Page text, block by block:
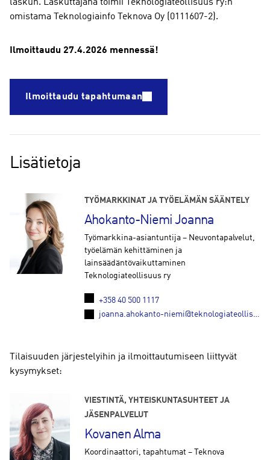
laskun. Laskuttajana toimii Teknologiateollisuus ry:n
omistama Teknologiainfo Teknova Oy (0111607-2).
Ilmoittaudu 27.4.2026 mennessä!
Ilmoittaudu tapahtumaan
Lisätietoja
TYÖMARKKINAT JA TYÖELÄMÄN SÄÄNTELY
Ahokanto-Niemi Joanna
Työmarkkina-asiantuntija – Neuvontapalvelut,
työelämän kehittäminen ja
lainsäädäntövaikuttaminen
Teknologiateollisuus ry
+358 40 500 1117
joanna.ahokanto-niemi@teknologiateollisuus.fi
Tilaisuuden järjestelyihin ja ilmoittautumiseen liittyvät
kysymykset:
VIESTINTÄ, YHTEISKUNTASUHTEET JA
JÄSENPALVELUT
Kovanen Alma
Koordinaattori, tapahtumat – Teknova